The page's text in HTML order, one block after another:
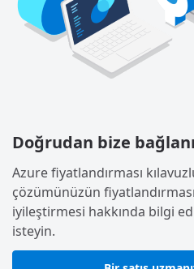
Doğrudan bize
Azure fiyatlandırması
çözümünüzün
iyileştirmesi hakkında bilgi
isteyin.